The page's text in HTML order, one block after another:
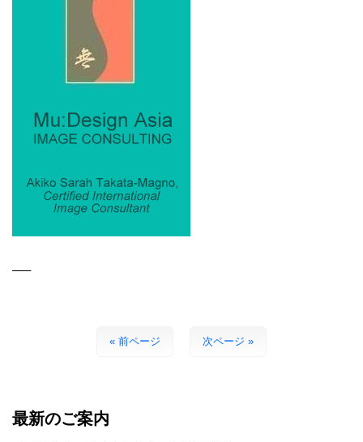
—–
« 前ページ 次ページ »
最新のご案内